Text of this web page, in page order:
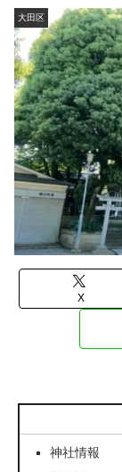
大田区
X
神社情報